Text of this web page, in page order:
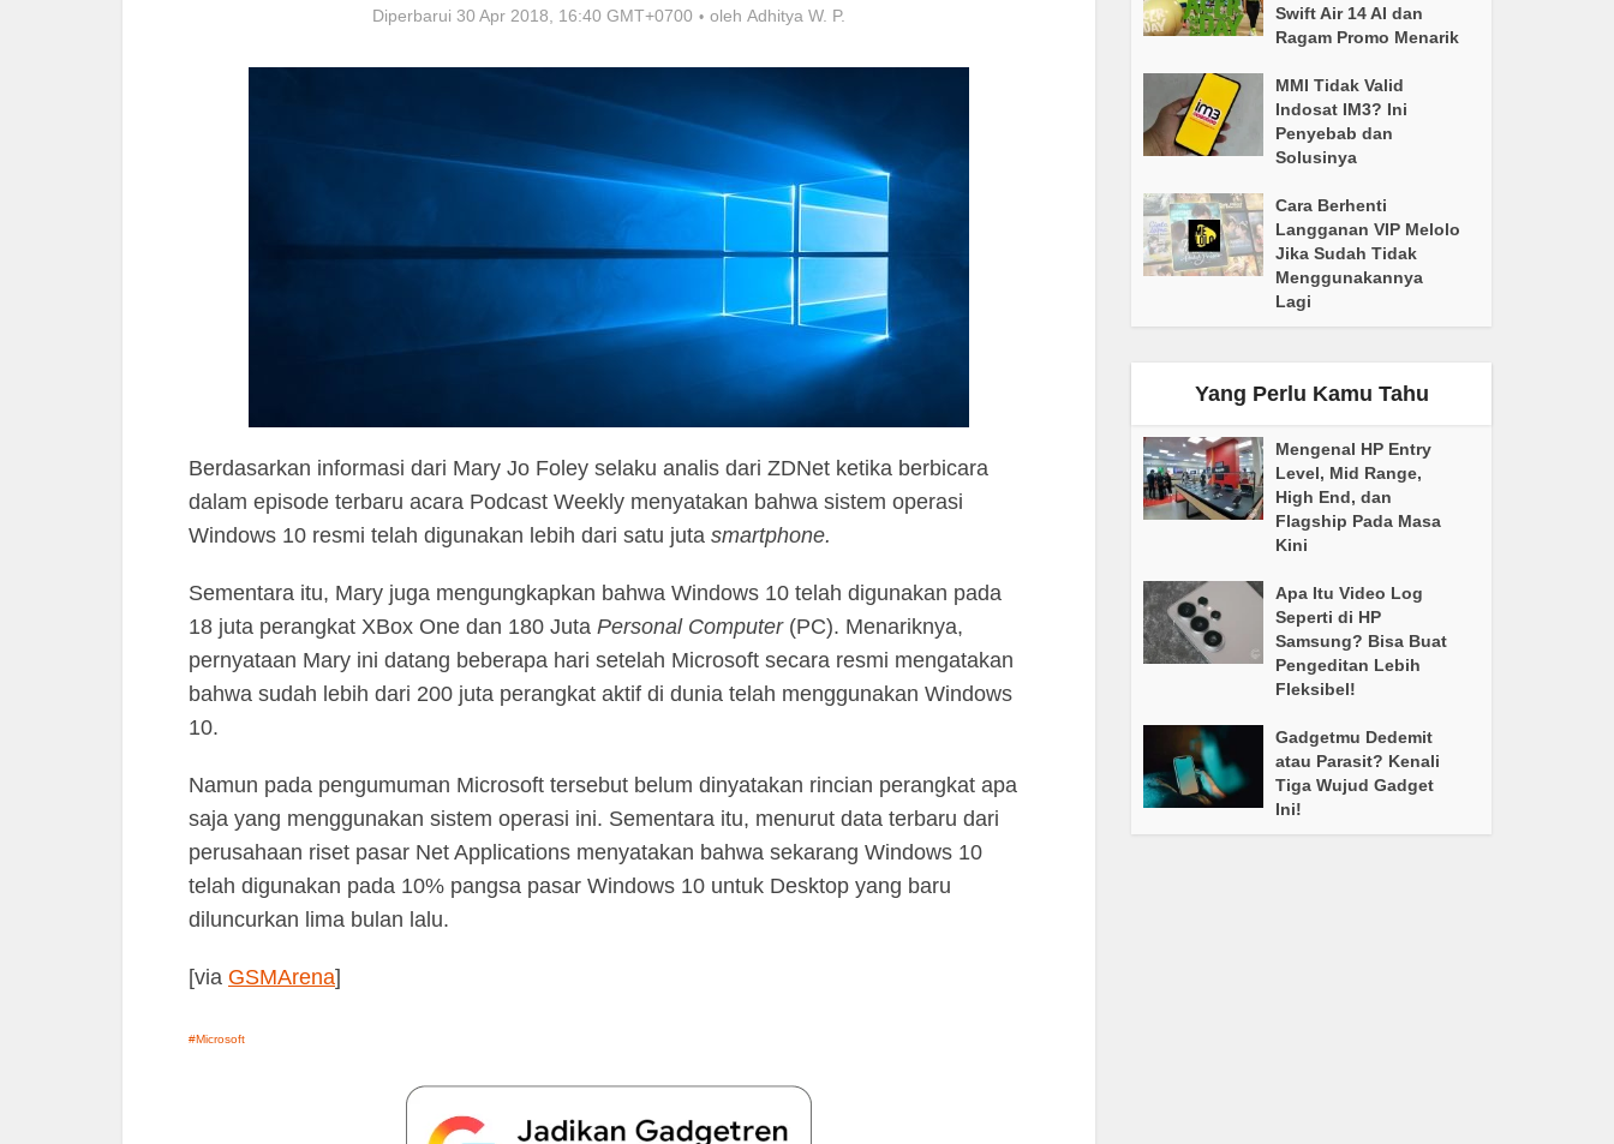
Diperbarui 30 Apr 2018, 16:40 GMT+0700 oleh Adhitya W. P.
Berdasarkan informasi dari Mary Jo Foley selaku analis dari ZDNet ketika berbicara
dalam episode terbaru acara Podcast Weekly menyatakan bahwa sistem operasi
Windows 10 resmi telah digunakan lebih dari satu juta smartphone.
Sementara itu, Mary juga mengungkapkan bahwa Windows 10 telah digunakan pada
18 juta perangkat XBox One dan 180 Juta Personal Computer(PC). Menariknya,
pernyataan Mary ini datang beberapa hari setelah Microsoft secara resmi mengatakan
bahwa sudah lebih dari 200 juta perangkat aktif di dunia telah menggunakan Windows
10.
Namun pada pengumuman Microsoft tersebut belum dinyatakan rincian perangkat apa
saja yang menggunakan sistem operasi ini. Sementara itu, menurut data terbaru dari
perusahaan riset pasar Net Applications menyatakan bahwa sekarang Windows 10
telah digunakan pada 10% pangsa pasar Windows 10 untuk Desktop yang baru
diluncurkan lima bulan lalu.
[via GSMArena]
Microsoft
Swift Air 14 AI dan
Ragam Promo Menarik
MMI Tidak Valid
Indosat IM3? Ini
Penyebab dan
Solusinya
Cara Berhenti
Langganan VIP Melolo
Jika Sudah Tidak
Menggunakannya
Lagi
Yang Perlu Kamu Tahu
Mengenal HP Entry
Level, Mid Range,
High End, dan
Flagship Pada Masa
Kini
Apa Itu Video Log
Seperti di HP
Samsung? Bisa Buat
Pengeditan Lebih
Fleksibel!
Gadgetmu Dedemit
atau Parasit? Kenali
Tiga Wujud Gadget
Ini!